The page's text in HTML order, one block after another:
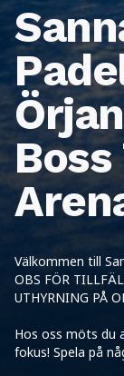
Välkommen till
OBS FÖR
UTHYRNING PÅ
Hos oss möts du
fokus! Spela på